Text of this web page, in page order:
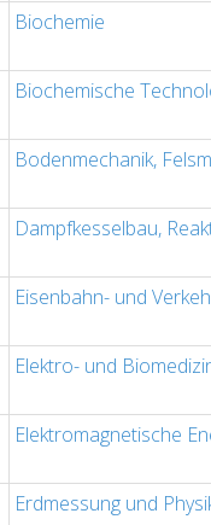
Biochemie
Biochemische
Bodenmechanik,
Dampfkesselbau,
Eisenbahn- und
Elektro- und
Elektromagnetische
Erdmessung und